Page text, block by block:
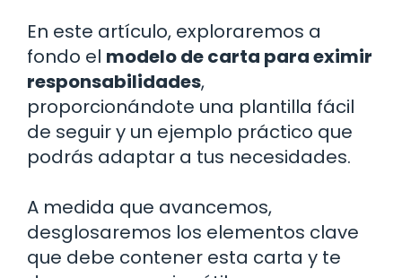
En este artículo, exploraremos a
fondo el modelo de carta para eximir
responsabilidades,
proporcionándote una plantilla fácil
de seguir y un ejemplo práctico que
podrás adaptar a tus necesidades.
A medida que avancemos,
desglosaremos los elementos clave
que debe contener esta carta y te